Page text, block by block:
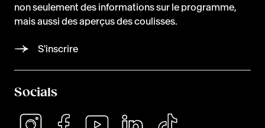
non seulement des informations sur le programme,
mais aussi des aperçus des coulisses.
S'inscrire
Socials